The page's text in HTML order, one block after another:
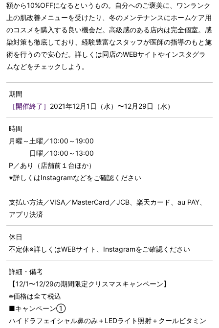
額から10%OFFになるというもの。自分へのご褒美に、ワンランク
上の肌改善メニューを受けたり、冬のメンテナンスにホームケア用
のコスメを購入する良い機会だ。高級感のある店内は完全個室。感
染対策も徹底しており、経験豊富なスタッフが医師の指導のもと施
術を行うので安心だ。詳しくは同店のWEBサイトやインスタグラ
ムなどをチェックしよう。
期間
［開催終了］ 2021年12月1日（水）〜12月29日（水）
時間
月曜～土曜／10:00～19:00
日曜／10:00～13:00
P／あり（店舗前１台ほか）
※詳しくはInstagramなどをご確認ください
支払い方法／VISA／MasterCard／JCB、楽天カード、au PAY、
アプリ決済
休日
不定休※詳しくはWEBサイト、Instagramをご確認ください
詳細・備考
【12/1〜12/29の期間限定クリスマスキャンペーン】
※価格は全て税込
■キャンペーン①
ハイドラフェイシャル鼻のみ＋LEDライト照射＋クールビタミン